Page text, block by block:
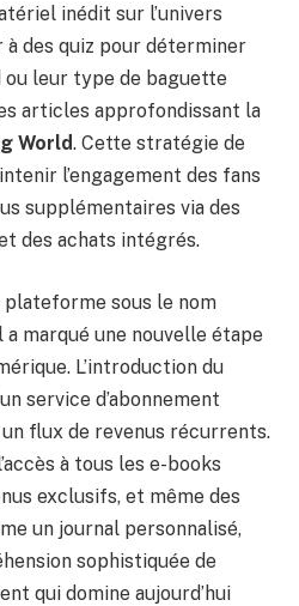
inédit sur l’univers
des quiz pour déterminer
ou leur type de baguette
articles approfondissant la
World. Cette stratégie de
l’engagement des fans
supplémentaires via des
des achats intégrés.
plateforme sous le nom
a marqué une nouvelle étape
L’introduction du
service d’abonnement
flux de revenus récurrents.
à tous les e-books
exclusifs, et même des
un journal personnalisé,
sophistiquée de
qui domine aujourd’hui